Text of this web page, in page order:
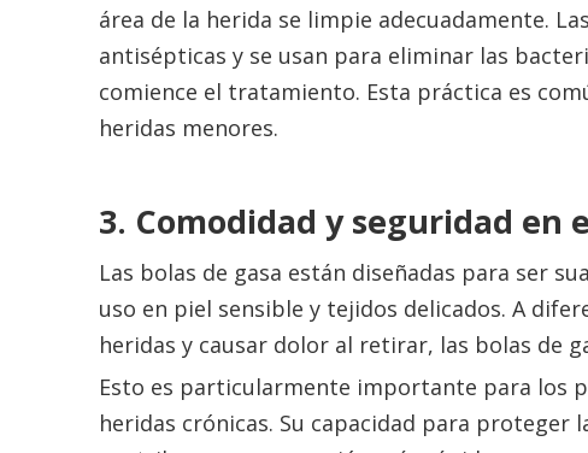
área de la herida se limpie adecuadamente.
antisépticas y se usan para eliminar las
comience el tratamiento. Esta práctica es
heridas menores.
3. Comodidad y seguridad en
Las bolas de gasa están diseñadas para ser
uso en piel sensible y tejidos delicados. A
heridas y causar dolor al retirar, las bolas de
Esto es particularmente importante para los
heridas crónicas. Su capacidad para